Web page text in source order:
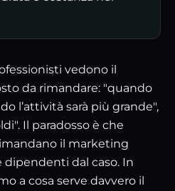
vedono il
da rimandare: "quando
l’attività sarà più grande",
Il paradosso è che
il marketing
dipendenti dal caso. In
a cosa serve davvero il